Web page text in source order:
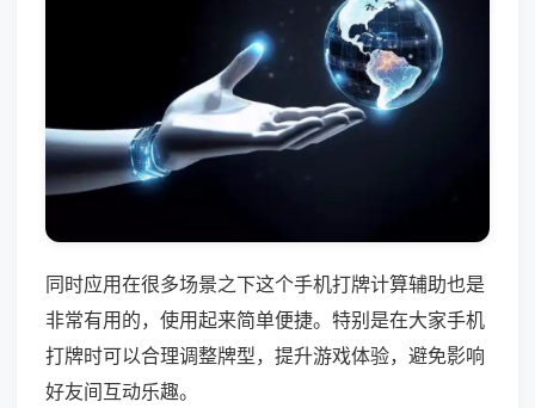
同时应用在很多场景之下这个手机打牌计算辅助也是
非常有用的，使用起来简单便捷。特别是在大家手机
打牌时可以合理调整牌型，提升游戏体验，避免影响
好友间互动乐趣。